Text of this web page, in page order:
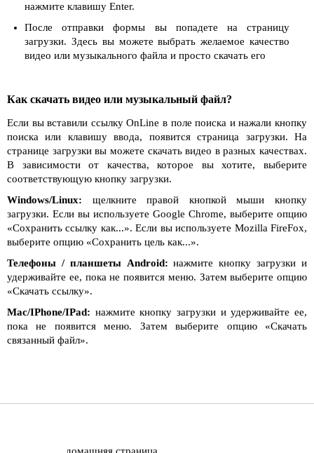
нажмите клавишу Enter.
После отправки формы вы попадете на страницу
загрузки. Здесь вы можете выбрать желаемое качество
видео или музыкального файла и просто скачать его
Как скачать видео или музыкальный файл?
Если вы вставили ссылку OnLine в поле поиска и нажали кнопку
поиска или клавишу ввода, появится страница загрузки. На
странице загрузки вы можете скачать видео в разных качествах.
В зависимости от качества, которое вы хотите, выберите
соответствующую кнопку загрузки.
Windows/Linux: щелкните правой кнопкой мыши кнопку
загрузки. Если вы используете Google Chrome, выберите опцию
«Сохранить ссылку как...». Если вы используете Mozilla FireFox,
выберите опцию «Сохранить цель как...».
Телефоны / планшеты Android: нажмите кнопку загрузки и
удерживайте ее, пока не появится меню. Затем выберите опцию
«Скачать ссылку».
Mac/IPhone/IPad: нажмите кнопку загрузки и удерживайте ее,
пока не появится меню. Затем выберите опцию «Скачать
связанный файл».